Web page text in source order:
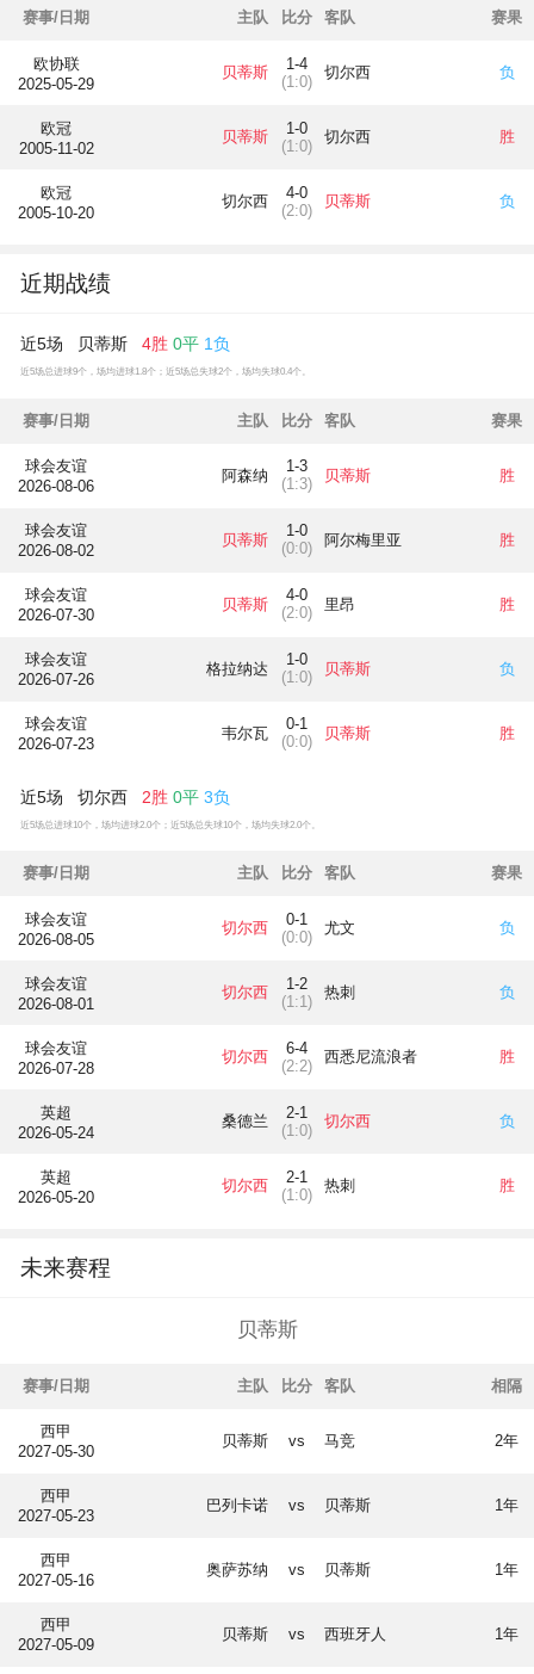
赛事/日期 主队 比分 客队 赛果
欧协联
2025-05-29
贝蒂斯
1-4
(1:0)
切尔西 负
欧冠
2005-11-02
贝蒂斯
1-0
(1:0)
切尔西 胜
欧冠
2005-10-20
切尔西
4-0
(2:0)
贝蒂斯 负
近期战绩
近5场 贝蒂斯 4胜 0平 1负
近5场总进球9个，场均进球1.8个；近5场总失球2个，场均失球0.4个。
赛事/日期 主队 比分 客队 赛果
球会友谊
2026-08-06
阿森纳
1-3
(1:3)
贝蒂斯 胜
球会友谊
2026-08-02
贝蒂斯
1-0
(0:0)
阿尔梅里亚 胜
球会友谊
2026-07-30
贝蒂斯
4-0
(2:0)
里昂 胜
球会友谊
2026-07-26
格拉纳达
1-0
(1:0)
贝蒂斯 负
球会友谊
2026-07-23
韦尔瓦
0-1
(0:0)
贝蒂斯 胜
近5场 切尔西 2胜 0平 3负
近5场总进球10个，场均进球2.0个；近5场总失球10个，场均失球2.0个。
赛事/日期 主队 比分 客队 赛果
球会友谊
2026-08-05
切尔西
0-1
(0:0)
尤文 负
球会友谊
2026-08-01
切尔西
1-2
(1:1)
热刺 负
球会友谊
2026-07-28
切尔西
6-4
(2:2)
西悉尼流浪者 胜
英超
2026-05-24
桑德兰
2-1
(1:0)
切尔西 负
英超
2026-05-20
切尔西
2-1
(1:0)
热刺 胜
未来赛程
贝蒂斯
赛事/日期 主队 比分 客队 相隔
西甲
2027-05-30
贝蒂斯 vs 马竞 2年
西甲
2027-05-23
巴列卡诺 vs 贝蒂斯 1年
西甲
2027-05-16
奥萨苏纳 vs 贝蒂斯 1年
西甲
2027-05-09
贝蒂斯 vs 西班牙人 1年